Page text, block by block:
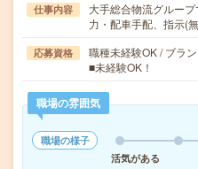
仕事内容
大手総合物流グルー
力・配車手配、指示(
応募資格
職種未経験OK / ブラ
■未経験OK！
職場の雰囲気
職場の様子
活気がある